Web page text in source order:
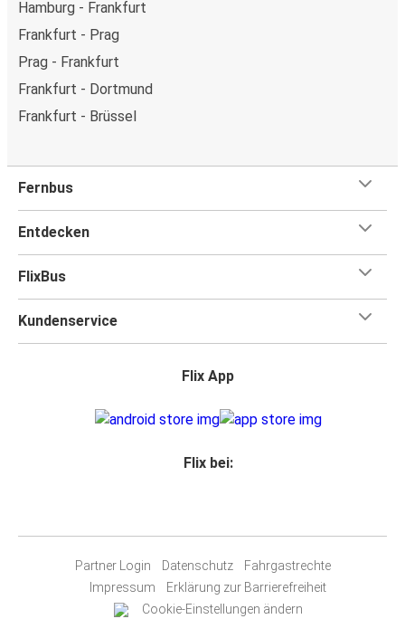
Hamburg - Frankfurt
Frankfurt - Prag
Prag - Frankfurt
Frankfurt - Dortmund
Frankfurt - Brüssel
Fernbus
Entdecken
FlixBus
Kundenservice
Flix App
Flix bei:
Partner Login Datenschutz
Fahrgastrechte
Impressum
Erklärung zur Barrierefreiheit
Cookie-Einstellungen ändern